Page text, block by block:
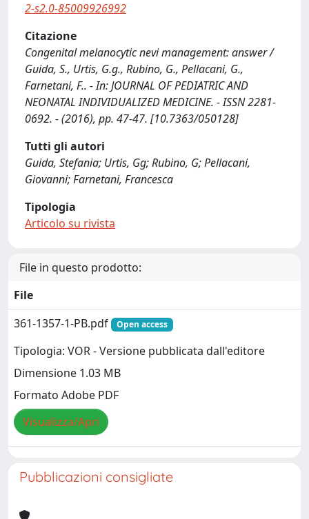
2-s2.0-85009926992
Citazione
Congenital melanocytic nevi management: answer /
Guida, S., Urtis, G.g., Rubino, G., Pellacani, G.,
Farnetani, F.. - In: JOURNAL OF PEDIATRIC AND
NEONATAL INDIVIDUALIZED MEDICINE. - ISSN 2281-
0692. - (2016), pp. 47-47. [10.7363/050128]
Tutti gli autori
Guida, Stefania; Urtis, Gg; Rubino, G; Pellacani,
Giovanni; Farnetani, Francesca
Tipologia
Articolo su rivista
File in questo prodotto:
File
361-1357-1-PB.pdf
Open access
Tipologia: VOR - Versione pubblicata dall'editore
Dimensione 1.03 MB
Formato Adobe PDF
Visualizza/Apri
Pubblicazioni consigliate